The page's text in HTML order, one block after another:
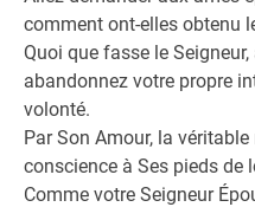
comment ont-elles obtenu
Quoi que fasse le
abandonnez votre propre
volonté.
Par Son Amour, la
conscience à Ses pieds de
Comme votre Seigneur